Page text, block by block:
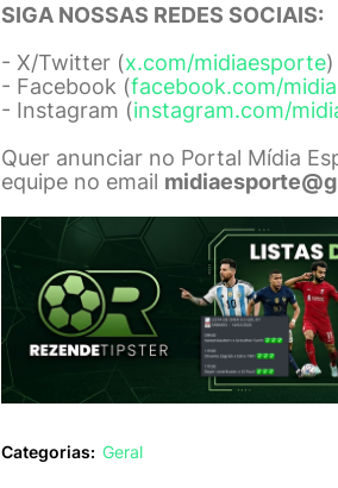
SIGA NOSSAS REDES SOCIAIS:
- X/Twitter (x.com/midiaesporte)
- Facebook (facebook.com/
- Instagram (instagram.com/
Quer anunciar no Portal Mídia
equipe no email
Categorias: Geral